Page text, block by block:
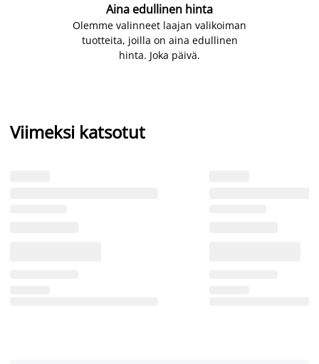
Aina edullinen hinta
Olemme valinneet laajan valikoiman
tuotteita, joilla on aina edullinen
hinta. Joka päivä.
Viimeksi katsotut